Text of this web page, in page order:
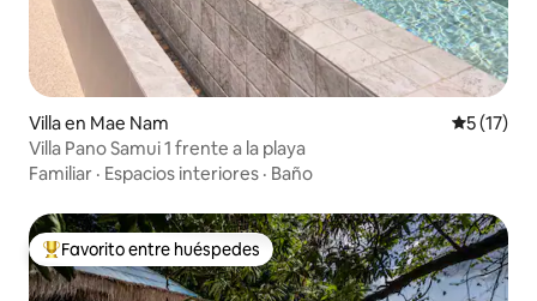
Villa en Mae Nam
5 (17)
Villa Pano Samui 1 frente a la playa
Familiar · Espacios interiores · Baño
De los mejores en Favorito entre huéspedes
Favorito entre huéspedes